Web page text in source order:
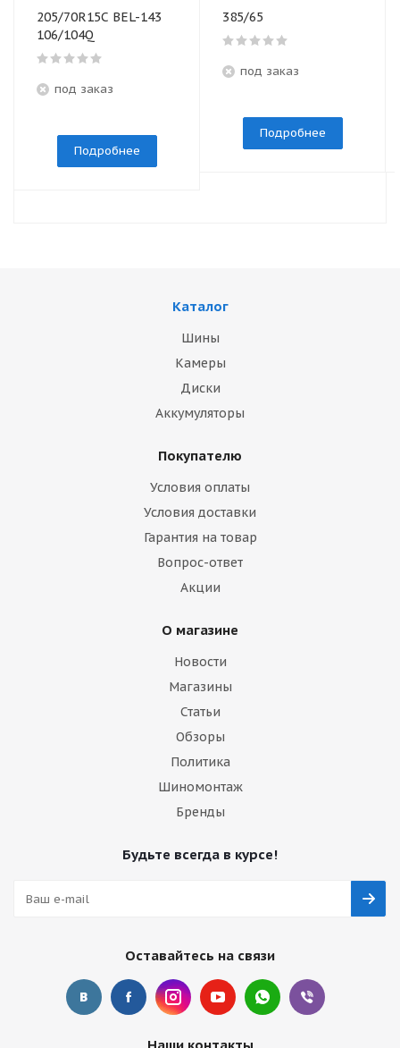
205/70R15C BEL-143
106/104Q
под заказ
Подробнее
385/65
под заказ
Подробнее
Каталог
Шины
Камеры
Диски
Аккумуляторы
Покупателю
Условия оплаты
Условия доставки
Гарантия на товар
Вопрос-ответ
Акции
О магазине
Новости
Магазины
Статьи
Обзоры
Политика
Шиномонтаж
Бренды
Будьте всегда в курсе!
Оставайтесь на связи